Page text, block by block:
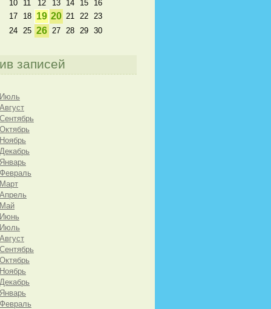
10
11 12 13 14 15
16
17
18 19 20 21 22
23
24
25 26 27 28 29 30
записей